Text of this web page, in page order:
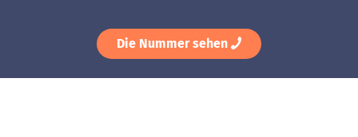
Die Nummer sehen